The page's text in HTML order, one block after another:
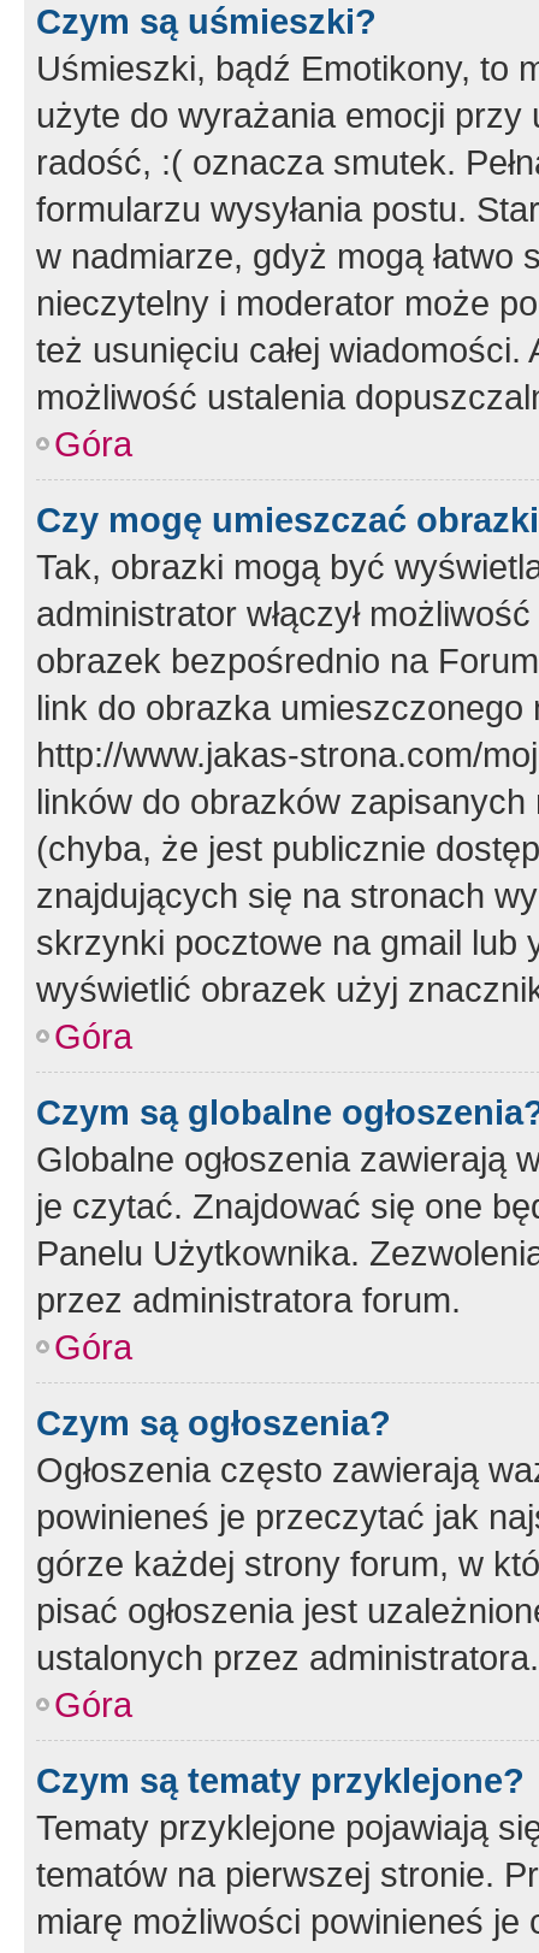
Czym są uśmieszki?
Uśmieszki, bądź Emotikony, to
użyte do wyrażania emocji
radość, :( oznacza smutek.
formularzu wysyłania postu.
w nadmiarze, gdyż mogą
nieczytelny i moderator może
też usunięciu całej
możliwość ustalenia
Góra
Czy mogę umieszczać
Tak, obrazki mogą być
administrator włączył
obrazek bezpośrednio na
link do obrazka
http://www.jakas-strona.com/
linków do obrazków
(chyba, że jest publicznie
znajdujących się na stronach
skrzynki pocztowe na gmail lub
wyświetlić obrazek użyj
Góra
Czym są globalne
Globalne ogłoszenia zawierają
je czytać. Znajdować się one
Panelu Użytkownika.
przez administratora forum.
Góra
Czym są ogłoszenia?
Ogłoszenia często zawierają
powinieneś je przeczytać jak
górze każdej strony forum, w
pisać ogłoszenia jest
ustalonych przez administratora.
Góra
Czym są tematy przyklejone?
Tematy przyklejone pojawiają
tematów na pierwszej stronie.
miarę możliwości powinieneś je